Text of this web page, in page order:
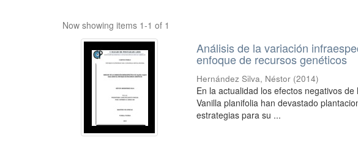
Now showing items 1-1 of 1
Análisis de la variación
enfoque de recursos genéticos
Hernández Silva, Néstor (2014)
En la actualidad los efectos negativos
Vanilla planifolia han devastado
estrategias para su ...